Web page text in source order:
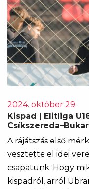
2024. október 29.
Kispad | Elitliga
A rájátszás első
vesztette el idei
csapatunk. Hogy
kispadról, arról